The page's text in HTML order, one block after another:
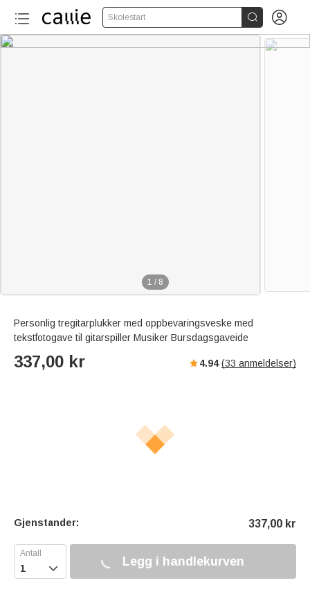
Skolestart  
1 / 8
Personlig tregitarplukker med oppbevaringsveske med
tekstfotogave til gitarspiller Musiker Bursdagsgaveide
337,00 kr 4.94 (33 anmeldelser)
Gjenstander: 337,00 kr
 Legg i handlekurven